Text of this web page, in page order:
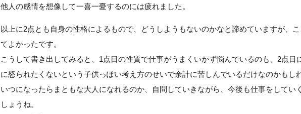
他人の感情を想像して一喜一憂するのには疲れました。
以上に2点とも自身の性格によるもので、どうしようもないのかなと諦めていますが、
てよかったです。
こうして書き出してみると、1点目の性質で仕事がうまくいかず悩んでいるのも、2点目
に怒られたくないという子供っぽい考え方のせいで余計に苦しんでいるだけなのかもし
いつになったらまともな大人になれるのか、自問していきながら、今後も仕事をしてい
しょうね。